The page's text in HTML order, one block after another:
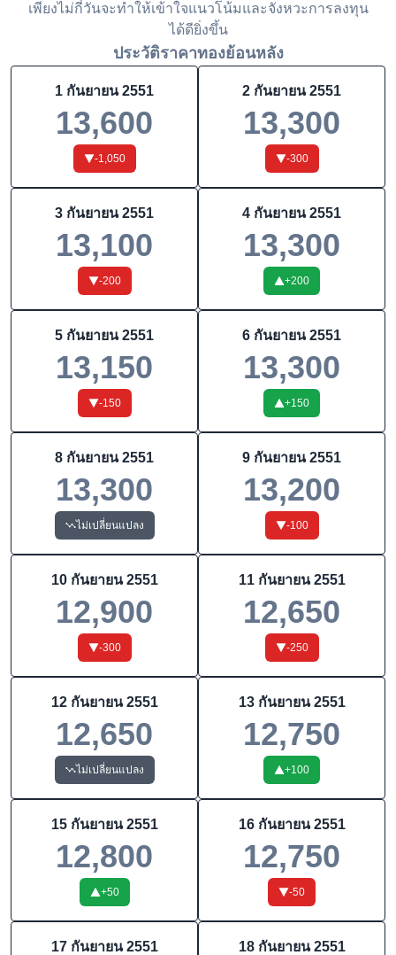
เพียงไม่กี่วันจะทำให้เข้าใจแนวโน้มและจังหวะการลงทุน
ได้ดียิ่งขึ้น
ประวัติราคาทองย้อนหลัง
1 กันยายน 2551
13,600
-1,050
2 กันยายน 2551
13,300
-300
3 กันยายน 2551
13,100
-200
4 กันยายน 2551
13,300
+200
5 กันยายน 2551
13,150
-150
6 กันยายน 2551
13,300
+150
8 กันยายน 2551
13,300
ไม่เปลี่ยนแปลง
9 กันยายน 2551
13,200
-100
10 กันยายน 2551
12,900
-300
11 กันยายน 2551
12,650
-250
12 กันยายน 2551
12,650
ไม่เปลี่ยนแปลง
13 กันยายน 2551
12,750
+100
15 กันยายน 2551
12,800
+50
16 กันยายน 2551
12,750
-50
17 กันยายน 2551 18 กันยายน 2551